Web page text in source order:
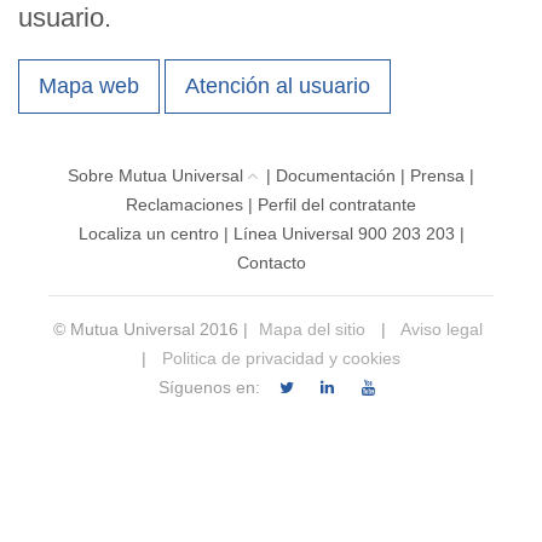
usuario.
Mapa web Atención al usuario
Sobre Mutua Universal | Documentación | Prensa |
Reclamaciones | Perfil del contratante
Localiza un centro| Línea Universal 900 203 203 |
Contacto
© Mutua Universal 2016 | Mapa del sitio |
Aviso legal
|
Politica de privacidad y cookies
Síguenos en: